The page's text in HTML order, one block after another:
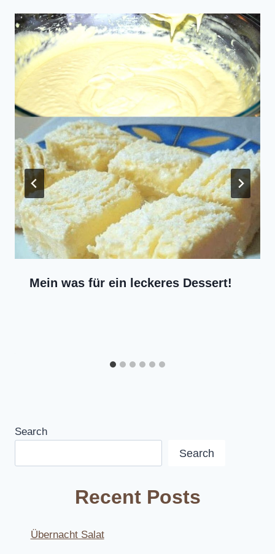
Mein was für ein leckeres Dessert!
Search
Search
Recent Posts
Übernacht Salat